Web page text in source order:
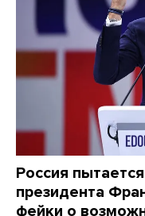
Россия
президента
фейки о